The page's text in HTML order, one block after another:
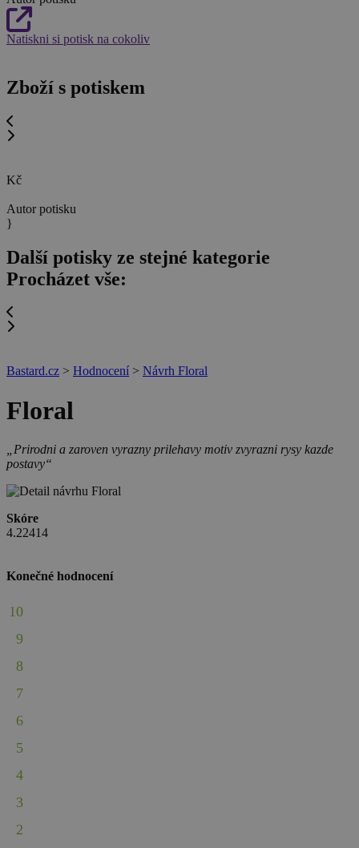
Natiskni si potisk na cokoliv
Zboží s potiskem
Kč
Autor potisku
}
Další potisky ze stejné kategorie
Procházet vše:
Bastard.cz > Hodnocení > Návrh Floral
Floral
„Prirodni a zaroven vyrazny prilehavy motiv zvyrazni rysy kazde
postavy“
Skóre
4.22414
Konečné hodnocení
10
9
8
7
6
5
4
3
2